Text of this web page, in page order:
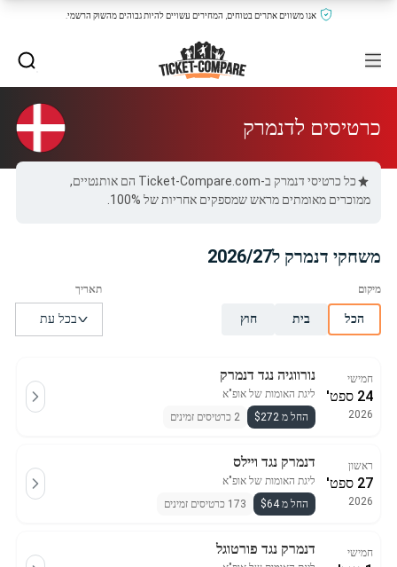
אנו משווים אתרים בטוחים, המחירים עשויים להיות גבוהים מהשוק הרשמי.
כרטיסים לדנמרק
כל כרטיסי דנמרק ב-Ticket-Compare.com הם אותנטיים,
ממוכרים מאומתים מראש שמספקים אחריות של 100%.
משחקי דנמרק ל2026/27
הכל בית חוץ
חמישי
24 ספט'
2026
נורווגיה נגד דנמרק
ליגת האומות של אופ"א
החל מ $272
2 כרטיסים זמינים
ראשון
27 ספט'
2026
דנמרק נגד ויילס
ליגת האומות של אופ"א
החל מ $64
173 כרטיסים זמינים
חמישי דנמרק נגד פורטוגל